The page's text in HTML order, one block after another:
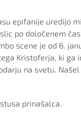
epifanije uredijo
po določenem
scene je od 6.
Kristoferja, ki ga
na svetu.
prinašalca.